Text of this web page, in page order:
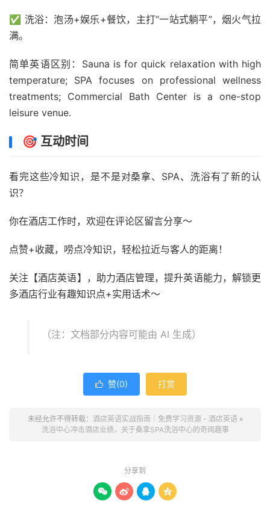
✅ 洗浴：泡汤+娱乐+餐饮，主打“一站式躺平”，烟火气拉
满。
简单英语区别：Sauna is for quick relaxation with high
temperature; SPA focuses on professional wellness
treatments; Commercial Bath Center is a one-stop
leisure venue.
🎯 互动时间
看完这些冷知识，是不是对桑拿、SPA、洗浴有了新的认
识？
你在酒店工作时，欢迎在评论区留言分享～
点赞+收藏，唠点冷知识，轻松拉近与客人的距离！
关注【酒店英语】，助力酒店管理，提升英语能力，解锁更
多酒店行业有趣知识点+实用话术～
（注：文档部分内容可能由 AI 生成）
 赞(0) 打赏
未经允许不得转载： 酒店英语实战指南｜免费学习资源 - 酒店英语 »
洗浴中心冲击酒店业绩，关于桑拿SPA洗浴中心的奇闻趣事
分享到
   